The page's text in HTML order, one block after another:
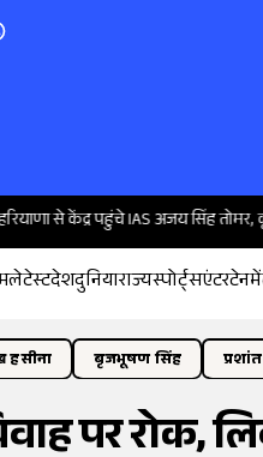
पहुंचे IAS अजय सिंह तोमर, कृषि
लेटेस्टदेशदुनियाराज्यस्पोर्ट्स
बृजभूषण सिंह
पर रोक,